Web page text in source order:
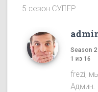
5 сезон СУПЕР
Season
1 из 16
frezi,
Админ.